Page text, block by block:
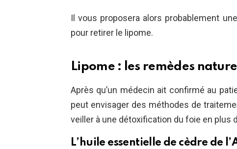
Il vous proposera alors probablement
pour retirer le lipome.
Lipome : les remèdes
Après qu’un médecin ait confirmé au
peut envisager des méthodes de
veiller à une détoxification du foie en plus
L’huile essentielle de cèdre de